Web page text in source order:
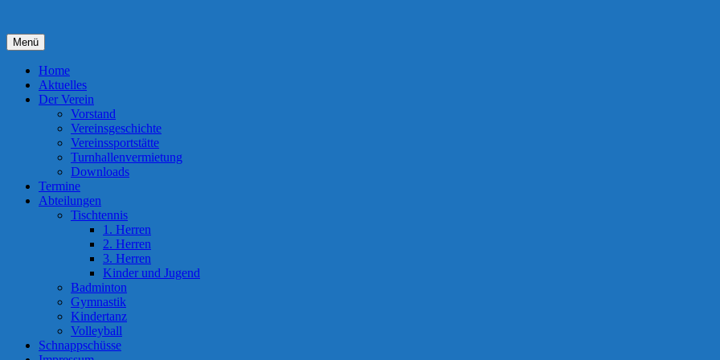
springen
Menü
Home
Aktuelles
Der Verein
Vorstand
Vereinsgeschichte
Vereinssportstätte
Turnhallenvermietung
Downloads
Termine
Abteilungen
Tischtennis
1. Herren
2. Herren
3. Herren
Kinder und Jugend
Badminton
Gymnastik
Kindertanz
Volleyball
Schnappschüsse